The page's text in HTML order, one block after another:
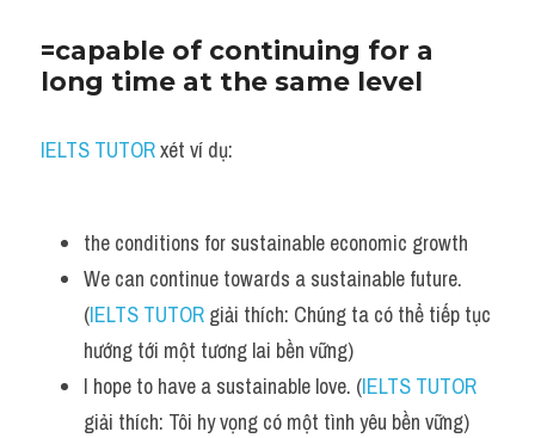
=capable of continuing for a
long time at the same level
IELTS TUTOR xét ví dụ:
the conditions for sustainable economic growth
We can continue towards a sustainable future.
(IELTS TUTOR giải thích: Chúng ta có thể tiếp tục
hướng tới một tương lai bền vững)
I hope to have a sustainable love. (IELTS TUTOR
giải thích: Tôi hy vọng có một tình yêu bền vững)